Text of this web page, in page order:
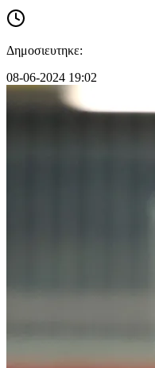
Δημοσιευτηκε:
08-06-2024 19:02